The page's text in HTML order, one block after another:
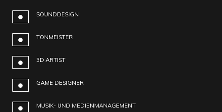
SOUNDDESIGN
TONMEISTER
3D ARTIST
GAME DESIGNER
MUSIK- UND MEDIENMANAGEMENT